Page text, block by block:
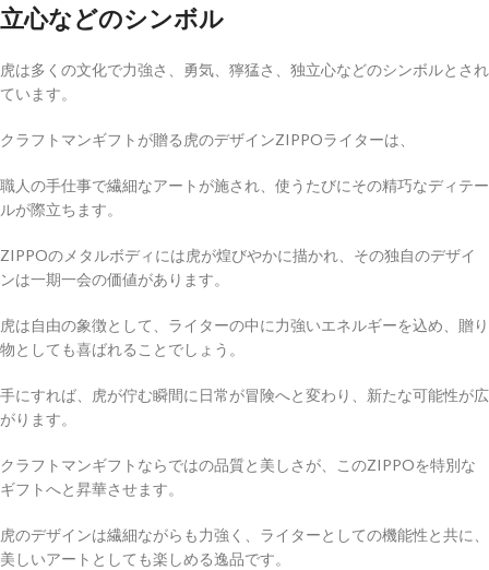
立心などのシンボル
虎は多くの文化で力強さ、勇気、獰猛さ、独立心などのシンボルとされ
ています。
クラフトマンギフトが贈る虎のデザインZIPPOライターは、
職人の手仕事で繊細なアートが施され、使うたびにその精巧なディテー
ルが際立ちます。
ZIPPOのメタルボディには虎が煌びやかに描かれ、その独自のデザイ
ンは一期一会の価値があります。
虎は自由の象徴として、ライターの中に力強いエネルギーを込め、贈り
物としても喜ばれることでしょう。
手にすれば、虎が佇む瞬間に日常が冒険へと変わり、新たな可能性が広
がります。
クラフトマンギフトならではの品質と美しさが、このZIPPOを特別な
ギフトへと昇華させます。
虎のデザインは繊細ながらも力強く、ライターとしての機能性と共に、
美しいアートとしても楽しめる逸品です。